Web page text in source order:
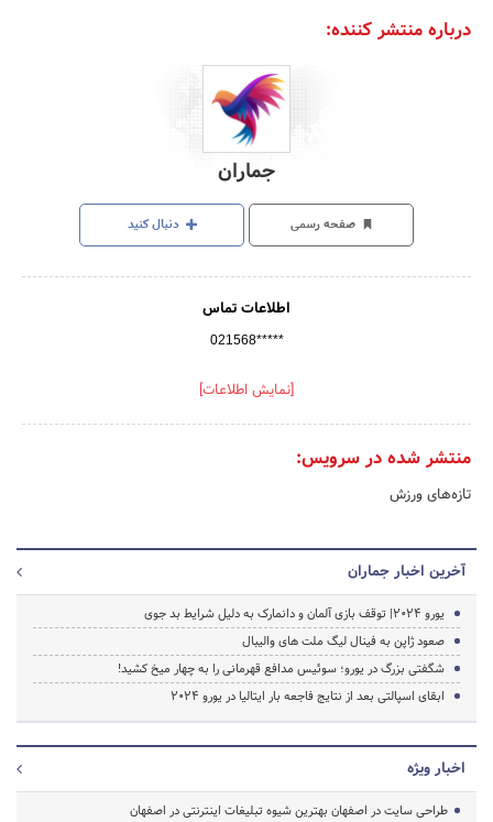
درباره منتشر کننده:
جماران
صفحه رسمی دنبال کنید
اطلاعات تماس
021568*****
[نمایش اطلاعات]
منتشر شده در سرویس:
تازه‌های ورزش
آخرین اخبار جماران
یورو 2024| توقف بازی آلمان و دانمارک به دلیل شرایط بد جوی
صعود ژاپن به فینال لیگ ملت های والیبال
شگفتی بزرگ در یورو؛ سوئیس مدافع قهرمانی را به چهار میخ کشید!
ابقای اسپالتی بعد از نتایج فاجعه بار ایتالیا در یورو ۲۰۲۴
اخبار ویژه
طراحی سایت در اصفهان بهترین شیوه تبلیغات اینترنتی در اصفهان